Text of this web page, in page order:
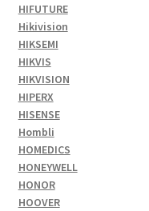
HIFUTURE
Hikivision
HIKSEMI
HIKVIS
HIKVISION
HIPERX
HISENSE
Hombli
HOMEDICS
HONEYWELL
HONOR
HOOVER